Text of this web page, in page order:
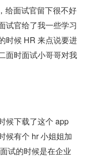
给面试官留下很不好
试官给了我一些学习
时候 HR 来点说要进
面时面试小哥哥对我
候下载了这个 app
候有个 hr 小姐姐加
试的时候是在企业